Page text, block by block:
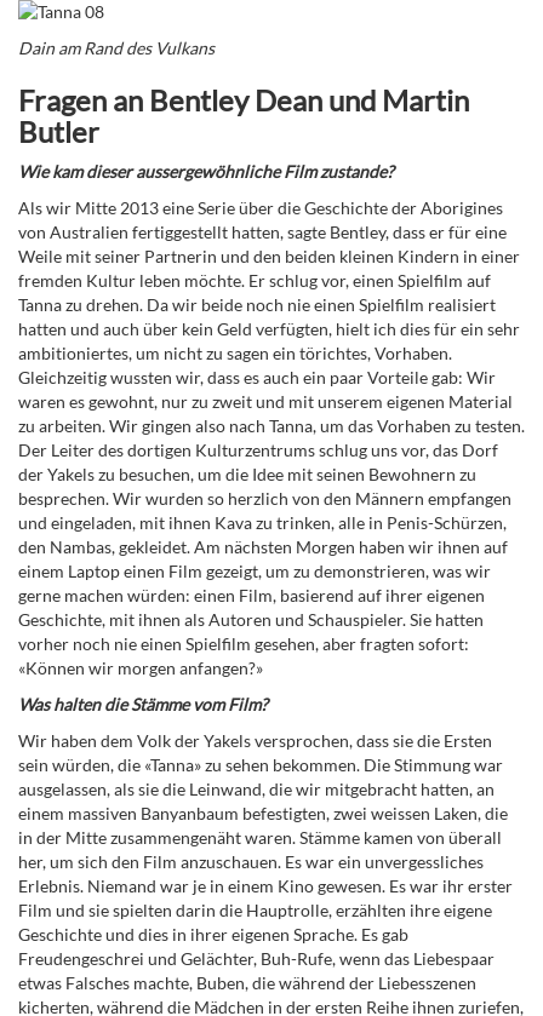
Dain am Rand des Vulkans
Fragen an Bentley Dean und Martin
Butler
Wie kam dieser aussergewöhnliche Film zustande?
Als wir Mitte 2013 eine Serie über die Geschichte der Aborigines
von Australien fertiggestellt hatten, sagte Bentley, dass er für eine
Weile mit seiner Partnerin und den beiden kleinen Kindern in einer
fremden Kultur leben möchte. Er schlug vor, einen Spielfilm auf
Tanna zu drehen. Da wir beide noch nie einen Spielfilm realisiert
hatten und auch über kein Geld verfügten, hielt ich dies für ein sehr
ambitioniertes, um nicht zu sagen ein törichtes, Vorhaben.
Gleichzeitig wussten wir, dass es auch ein paar Vorteile gab: Wir
waren es gewohnt, nur zu zweit und mit unserem eigenen Material
zu arbeiten. Wir gingen also nach Tanna, um das Vorhaben zu testen.
Der Leiter des dortigen Kulturzentrums schlug uns vor, das Dorf
der Yakels zu besuchen, um die Idee mit seinen Bewohnern zu
besprechen. Wir wurden so herzlich von den Männern empfangen
und eingeladen, mit ihnen Kava zu trinken, alle in Penis-Schürzen,
den Nambas, gekleidet. Am nächsten Morgen haben wir ihnen auf
einem Laptop einen Film gezeigt, um zu demonstrieren, was wir
gerne machen würden: einen Film, basierend auf ihrer eigenen
Geschichte, mit ihnen als Autoren und Schauspieler. Sie hatten
vorher noch nie einen Spielfilm gesehen, aber fragten sofort:
«Können wir morgen anfangen?»
Was halten die Stämme vom Film?
Wir haben dem Volk der Yakels versprochen, dass sie die Ersten
sein würden, die «Tanna» zu sehen bekommen. Die Stimmung war
ausgelassen, als sie die Leinwand, die wir mitgebracht hatten, an
einem massiven Banyanbaum befestigten, zwei weissen Laken, die
in der Mitte zusammengenäht waren. Stämme kamen von überall
her, um sich den Film anzuschauen. Es war ein unvergessliches
Erlebnis. Niemand war je in einem Kino gewesen. Es war ihr erster
Film und sie spielten darin die Hauptrolle, erzählten ihre eigene
Geschichte und dies in ihrer eigenen Sprache. Es gab
Freudengeschrei und Gelächter, Buh-Rufe, wenn das Liebespaar
etwas Falsches machte, Buben, die während der Liebesszenen
kicherten, während die Mädchen in der ersten Reihe ihnen zuriefen,